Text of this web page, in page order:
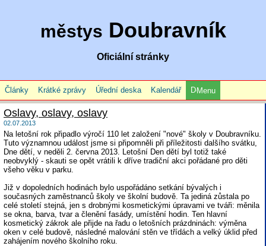
městys Doubravník
Oficiální stránky
Články Krátké zprávy Úřední deska Kalendář Menu
Oslavy, oslavy, oslavy
02.07.2013
Na letošní rok připadlo výročí 110 let založení "nové" školy v Doubravníku.
Tuto významnou událost jsme si připomněli při příležitosti dalšího svátku,
Dne dětí, v neděli 2. června 2013. Letošní Den dětí byl totiž také
neobvyklý - skauti se opět vrátili k dříve tradiční akci pořádané pro děti
všeho věku v parku.
Již v dopoledních hodinách bylo uspořádáno setkání bývalých i
současných zaměstnanců školy ve školní budově. Ta jediná zůstala po
celé století stejná, jen s drobnými kosmetickými úpravami ve tváři: měnila
se okna, barva, tvar a členění fasády, umístění hodin. Ten hlavní
kosmetický zákrok ale přijde na řadu o letošních prázdninách: výměna
oken v celé budově, následné malování stěn ve třídách a velký úklid před
zahájením nového školního roku.